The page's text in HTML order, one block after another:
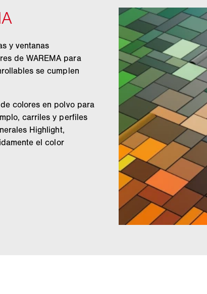
y ventanas
de WAREMA para
se cumplen
colores en polvo para
carriles y perfiles
Highlight,
el color